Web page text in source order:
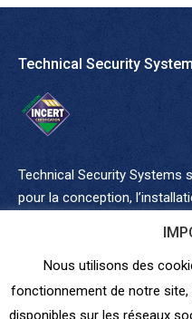
Technical Security
Technical Security Systems
pour la conception,
SPF
certifiés par les assurances
également spécialisés en
sonorisation de sécurité.
Nous utilisons des
fonctionnement de notre